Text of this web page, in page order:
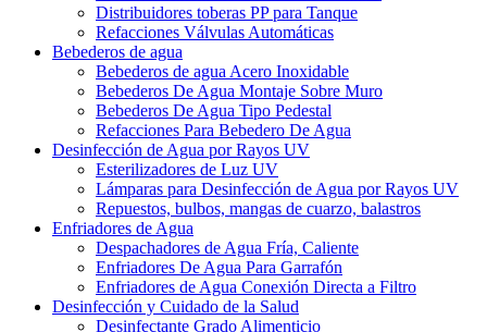
Distribuidores toberas PP para Tanque
Refacciones Válvulas Automáticas
Bebederos de agua
Bebederos de agua Acero Inoxidable
Bebederos De Agua Montaje Sobre Muro
Bebederos De Agua Tipo Pedestal
Refacciones Para Bebedero De Agua
Desinfección de Agua por Rayos UV
Esterilizadores de Luz UV
Lámparas para Desinfección de Agua por Rayos UV
Repuestos, bulbos, mangas de cuarzo, balastros
Enfriadores de Agua
Despachadores de Agua Fría, Caliente
Enfriadores De Agua Para Garrafón
Enfriadores de Agua Conexión Directa a Filtro
Desinfección y Cuidado de la Salud
Desinfectante Grado Alimenticio